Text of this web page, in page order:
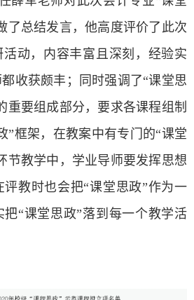
了总结发言，他高度评价了此次
活动，内容丰富且深刻，经验实
收获颇丰；同时强调了“课堂思
重要组成部分，要求各课程组制
”框架，在教案中有专门的“课堂
节教学中，学业导师要发挥思想
教时也会把“课堂思政”作为一
“课堂思政”落到每一个教学活